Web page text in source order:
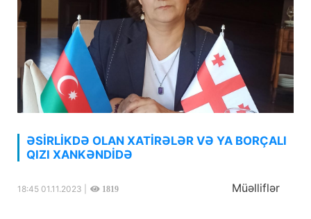
ƏSİRLİKDƏ OLAN XATİRƏLƏR VƏ YA BORÇALI
QIZI XANKƏNDİDƏ
18:45 01.11.2023 | 1819 Müəlliflər